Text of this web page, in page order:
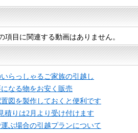
項目に関連する動画はありません。
らっしゃるご家族の引越し
なる物をお安く販売
図を製作しておくと便利です
積りは2月より受け付けます
ぶ場合の引越プランについて